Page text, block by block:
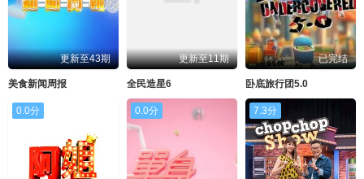
更新至43期
美食新闻周报
更新至11期
全民造星6
已完结
卧底旅行团5.0
0.0分 0.0分 7.3分